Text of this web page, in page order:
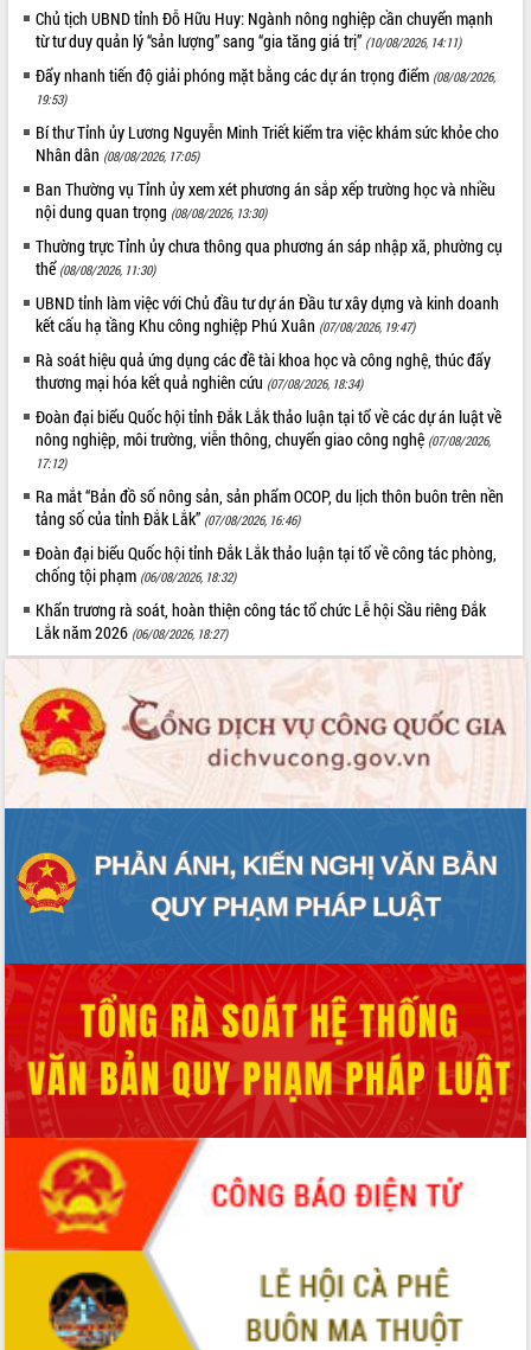
hiện nhiệm vụ quản lý tài sản công
hàng tuần
Tháo gỡ những vướng mắc, đẩy mạnh
công tác cải cách thủ tục hành chính
tại Trung tâm Phục vụ hành chính
công tỉnh
Đắk Lắk: Tôn vinh 46 giải pháp tại Hội
thi Sáng tạo Kỹ thuật 2024 - 2025
về phát triển nuôi trồng thủy sản
Phó Chủ tịch UBND tỉnh Đắk Lắk
Trương Công Thái kiểm tra thực địa
Dự án cao tốc Khánh Hòa - Buôn Ma
Thuột
Định vị cà phê Việt Nam như một “di
sản sống” trong dòng chảy toàn cầu
Xây dựng nông thôn mới: Nâng cao đời
sống người dân từ những mô hình thiết
Quyết liệt tháo gỡ vướng mắc, đẩy
trong Khu kinh tế Nam Phú Yên
Hòn Yến phát triển du lịch gắn với bảo
tồn biển
Lấy ý kiến điều chỉnh Quy hoạch tỉnh
Đắk Lắk thời kỳ 2021-2030, tầm nhìn
đến năm 2050
Phát động chiến dịch 30 ngày đêm
giải phóng mặt bằng Tuyến đường bộ
ven biển
Đắk Lắk nỗ lực thúc đẩy tăng trưởng
Đắk Lắk ký kết thỏa thuận hợp tác về
chuyển đổi số giai đoạn 2026 – 2030
với Tập đoàn Bưu chính Viễn thông
Thứ trưởng Bộ Y tế làm việc với tỉnh
Đắk Lắk về phát triển nhân lực y tế
cho trạm y tế cấp xã
Du lịch Đắk Lắk nâng tầm trải nghiệm
du khách thông qua Hệ thống cơ sở dữ
liệu và Bản đồ số
Tập huấn ứng dụng trí tuệ nhân tạo (AI)
trong thương mại điện tử năm 2026
Đoàn đại biểu Quốc hội tỉnh Đắk Lắk
trao đổi thông tin trước Kỳ họp thứ
nhất, Quốc hội khóa XVI
Quyết liệt cải cách hành chính, khơi
thông nguồn lực phát triển
Nâng cao hiệu lực, hiệu quả HĐND
tỉnh thông qua hiện đại hóa hành chính
Chủ tịch UBND tỉnh Đỗ Hữu Huy: Ngành nông nghiệp cần chuyển mạnh
từ tư duy quản lý “sản lượng” sang “gia tăng giá trị” (10/08/2026, 14:11)
Đẩy nhanh tiến độ giải phóng mặt bằng các dự án trọng điểm (08/08/2026,
19:53)
Bí thư Tỉnh ủy Lương Nguyễn Minh Triết kiểm tra việc khám sức khỏe cho
Nhân dân (08/08/2026, 17:05)
Ban Thường vụ Tỉnh ủy xem xét phương án sắp xếp trường học và nhiều
nội dung quan trọng (08/08/2026, 13:30)
Thường trực Tỉnh ủy chưa thông qua phương án sáp nhập xã, phường cụ
thể (08/08/2026, 11:30)
UBND tỉnh làm việc với Chủ đầu tư dự án Đầu tư xây dựng và kinh doanh
kết cấu hạ tầng Khu công nghiệp Phú Xuân (07/08/2026, 19:47)
Rà soát hiệu quả ứng dụng các đề tài khoa học và công nghệ, thúc đẩy
thương mại hóa kết quả nghiên cứu (07/08/2026, 18:34)
Đoàn đại biểu Quốc hội tỉnh Đắk Lắk thảo luận tại tổ về các dự án luật về
nông nghiệp, môi trường, viễn thông, chuyển giao công nghệ (07/08/2026,
17:12)
Ra mắt “Bản đồ số nông sản, sản phẩm OCOP, du lịch thôn buôn trên nền
tảng số của tỉnh Đắk Lắk” (07/08/2026, 16:46)
Đoàn đại biểu Quốc hội tỉnh Đắk Lắk thảo luận tại tổ về công tác phòng,
chống tội phạm (06/08/2026, 18:32)
Khẩn trương rà soát, hoàn thiện công tác tổ chức Lễ hội Sầu riêng Đắk
Lắk năm 2026 (06/08/2026, 18:27)